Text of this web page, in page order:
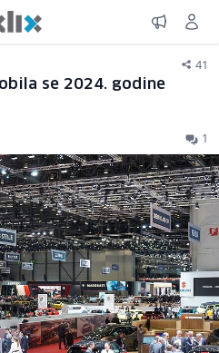
41
se 2024. godine
1